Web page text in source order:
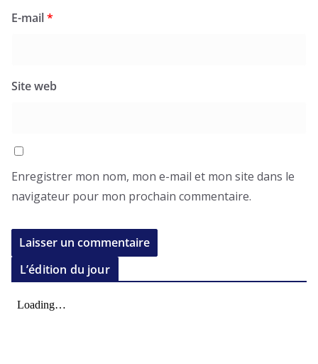
E-mail*
Site web
Enregistrer mon nom, mon e-mail et mon site dans le
navigateur pour mon prochain commentaire.
L’édition du jour